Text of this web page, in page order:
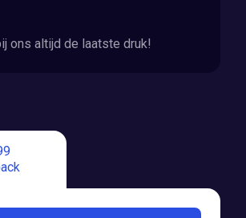
ons altijd de laatste druk!